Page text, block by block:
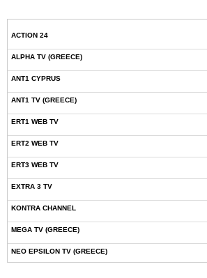
ACTION 24
ALPHA TV (GREECE)
ANT1 CYPRUS
ANT1 TV (GREECE)
ERT1 WEB TV
ERT2 WEB TV
ERT3 WEB TV
EXTRA 3 TV
KONTRA CHANNEL
MEGA TV (GREECE)
NEO EPSILON TV (GREECE)